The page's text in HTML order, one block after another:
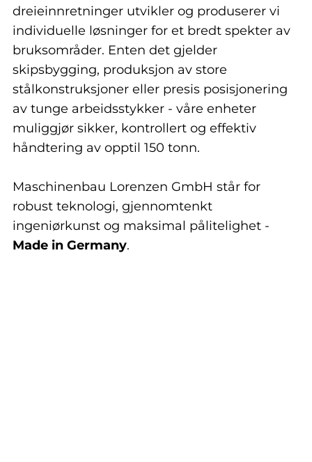
dreieinnretninger utvikler og produserer vi
individuelle løsninger for et bredt spekter av
bruksområder. Enten det gjelder
skipsbygging, produksjon av store
stålkonstruksjoner eller presis posisjonering
av tunge arbeidsstykker - våre enheter
muliggjør sikker, kontrollert og effektiv
håndtering av opptil 150 tonn.
Maschinenbau Lorenzen GmbH står for
robust teknologi, gjennomtenkt
ingeniørkunst og maksimal pålitelighet -
Made in Germany.